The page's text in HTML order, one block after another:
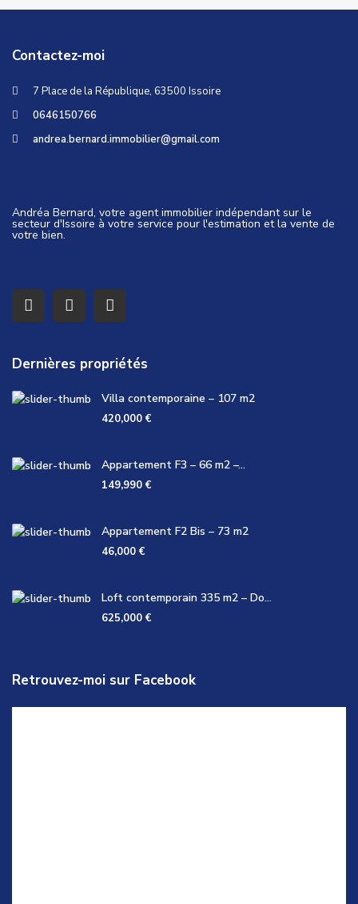
Contactez-moi
7 Place de la République, 63500 Issoire
0646150766
andrea.bernard.immobilier@gmail.com
Andréa Bernard, votre agent immobilier indépendant sur le
secteur d'Issoire à votre service pour l'estimation et la vente de
votre bien.
Dernières propriétés
Villa contemporaine – 107 m2
420,000 €
Appartement F3 – 66 m2 –...
149,990 €
Appartement F2 Bis – 73 m2
46,000 €
Loft contemporain 335 m2 – Do...
625,000 €
Retrouvez-moi sur Facebook